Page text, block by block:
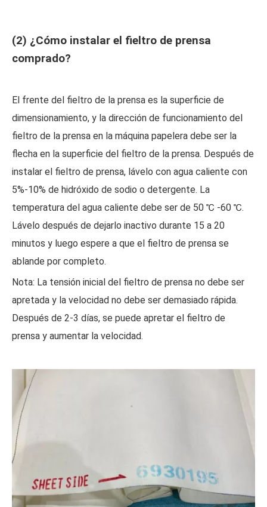
(2) ¿Cómo instalar el fieltro de prensa
comprado?
El frente del fieltro de la prensa es la superficie de
dimensionamiento, y la dirección de funcionamiento del
fieltro de la prensa en la máquina papelera debe ser la
flecha en la superficie del fieltro de la prensa. Después de
instalar el fieltro de prensa, lávelo con agua caliente con
5%-10% de hidróxido de sodio o detergente. La
temperatura del agua caliente debe ser de 50 ℃ -60 ℃.
Lávelo después de dejarlo inactivo durante 15 a 20
minutos y luego espere a que el fieltro de prensa se
ablande por completo.
Nota: La tensión inicial del fieltro de prensa no debe ser
apretada y la velocidad no debe ser demasiado rápida.
Después de 2-3 días, se puede apretar el fieltro de
prensa y aumentar la velocidad.